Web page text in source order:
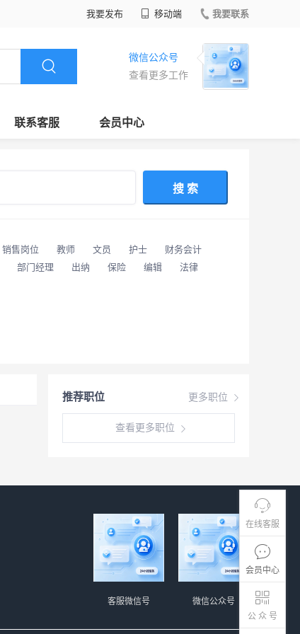
我要发布 移动端 我要联系
微信公众号
查看更多工作
联系客服 会员中心
在线客服
会员中心
公 众 号
搜 索
销售岗位 教师 文员 护士
财务会计
部门经理 出纳 保险 编辑
法律
更多职位
推荐职位
查看更多职位
微信公众号
客服微信号